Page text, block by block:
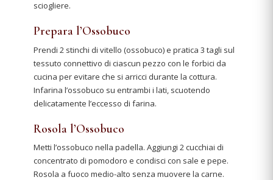
sciogliere.
Prepara l’Ossobuco
Prendi 2 stinchi di vitello (ossobuco) e pratica 3 tagli sul
tessuto connettivo di ciascun pezzo con le forbici da
cucina per evitare che si arricci durante la cottura.
Infarina l’ossobuco su entrambi i lati, scuotendo
delicatamente l’eccesso di farina.
Rosola l’Ossobuco
Metti l’ossobuco nella padella. Aggiungi 2 cucchiai di
concentrato di pomodoro e condisci con sale e pepe.
Rosola a fuoco medio-alto senza muovere la carne.